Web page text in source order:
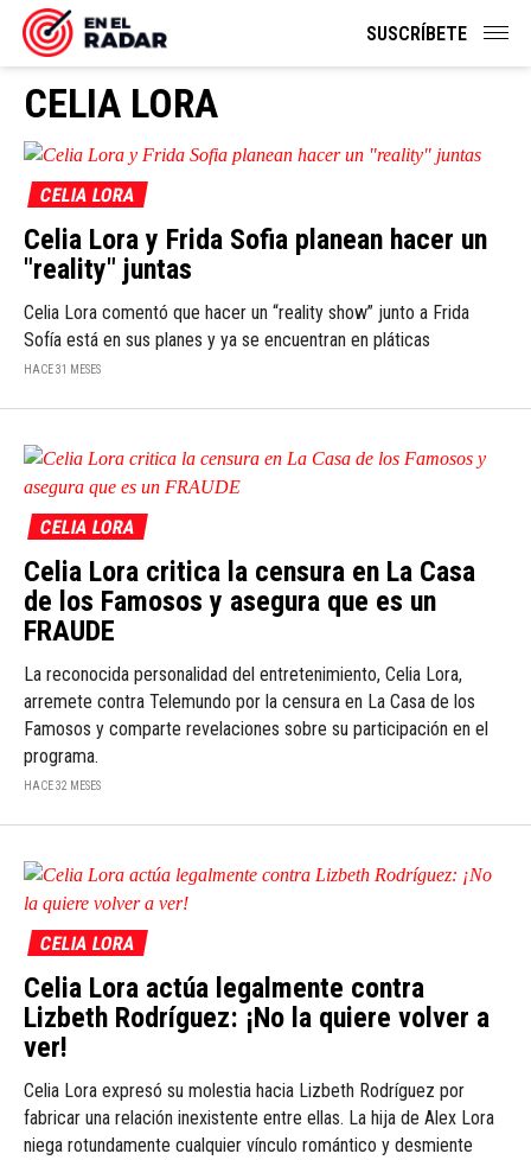
SUSCRÍBETE
CELIA LORA
CELIA LORA
Celia Lora y Frida Sofia planean hacer un
"reality" juntas
Celia Lora comentó que hacer un “reality show” junto a Frida
Sofía está en sus planes y ya se encuentran en pláticas
HACE 31 MESES
CELIA LORA
Celia Lora critica la censura en La Casa
de los Famosos y asegura que es un
FRAUDE
La reconocida personalidad del entretenimiento, Celia Lora,
arremete contra Telemundo por la censura en La Casa de los
Famosos y comparte revelaciones sobre su participación en el
programa.
HACE 32 MESES
CELIA LORA
Celia Lora actúa legalmente contra
Lizbeth Rodríguez: ¡No la quiere volver a
ver!
Celia Lora expresó su molestia hacia Lizbeth Rodríguez por
fabricar una relación inexistente entre ellas. La hija de Alex Lora
niega rotundamente cualquier vínculo romántico y desmiente